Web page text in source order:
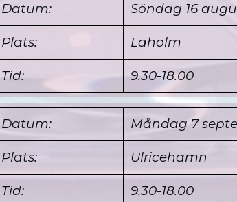
Datum: Söndag 16
Plats: Laholm
Tid: 9.30-18.00
Datum: Måndag 7
Plats: Ulricehamn
Tid: 9.30-18.00